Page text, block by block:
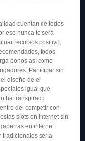
cuentan de todos
eso nunca te será
recursos positivo,
todos
bonos así­ como
Participar sin
diseño de el
igual que
ha transpirado
del competir con
slots en internet sin
en internet
tradicionales serí­a